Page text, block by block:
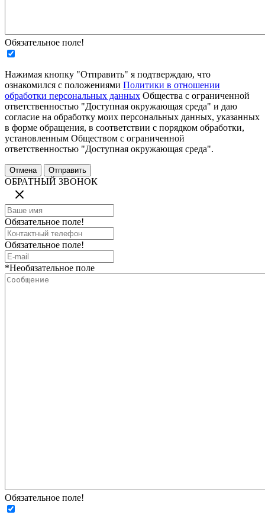
Обязательное поле!
Нажимая кнопку "Отправить" я подтверждаю, что
ознакомился с положениями Политики в отношении
обработки персональных данных Общества с ограниченной
ответственностью "Доступная окружающая среда" и даю
согласие на обработку моих персональных данных, указанных
в форме обращения, в соответствии с порядком обработки,
установленным Обществом с ограниченной
ответственностью "Доступная окружающая среда".
ОБРАТНЫЙ ЗВОНОК
Обязательное поле!
Обязательное поле!
*Необязательное поле
Обязательное поле!